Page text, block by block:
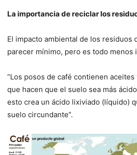
La importancia de reciclar los
El impacto ambiental de los residuos
parecer mínimo, pero es todo menos
“Los posos de café contienen
que hacen que el suelo sea más
esto crea un ácido lixiviado (líquido)
suelo circundante”.